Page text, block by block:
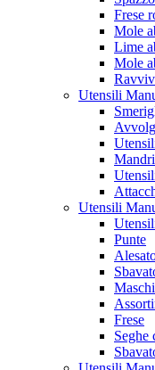
Frese
Mole
Lime
Mole
Utensili
Utensili
Punte
Frese
Seghe